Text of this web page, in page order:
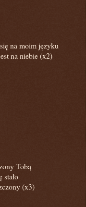
na moim języku
na niebie (x2)
Tobą
(x3)